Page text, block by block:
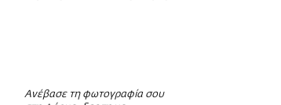
Ανέβασε τη φωτογραφία σου